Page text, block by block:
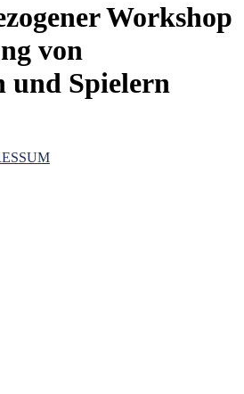
Workshop
von
und Spielern